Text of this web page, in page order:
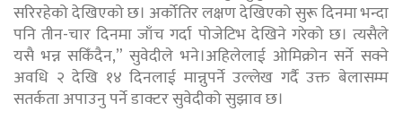
सरिरहेको देखिएको छ। अर्कोतिर लक्षण देखिएको सुरू दिनमा भन्दा
पनि तीन-चार दिनमा जाँच गर्दा पोजेटिभ देखिने गरेको छ। त्यसैले
यसै भन्न सकिँदैन,” सुवेदीले भने।अहिलेलाई ओमिक्रोन सर्ने सक्ने
अवधि २ देखि १४ दिनलाई मान्नुपर्ने उल्लेख गर्दै उक्त बेलासम्म
सतर्कता अपाउनु पर्ने डाक्टर सुवेदीको सुझाव छ।